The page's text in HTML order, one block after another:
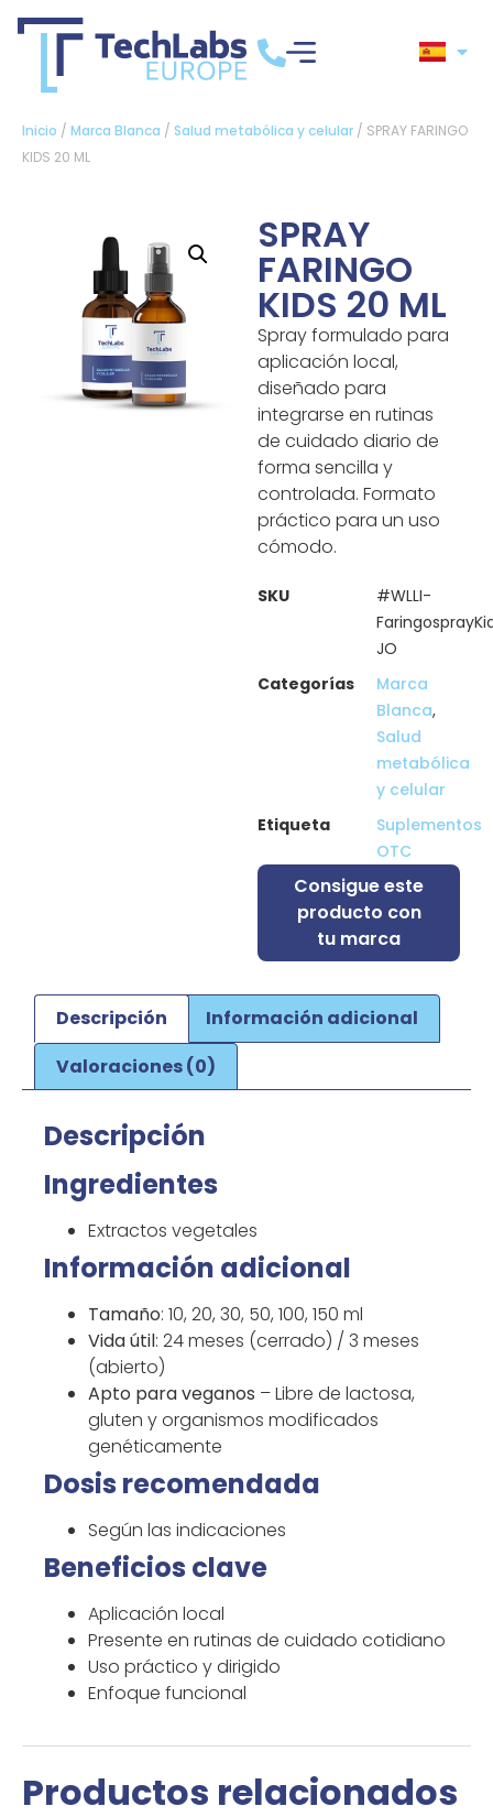
Inicio / Marca Blanca / Salud metabólica y celular / SPRAY FARINGO
KIDS 20 ML
SPRAY
FARINGO
KIDS 20 ML
Spray formulado para
aplicación local,
diseñado para
integrarse en rutinas
de cuidado diario de
forma sencilla y
controlada. Formato
práctico para un uso
cómodo.
SKU
#WLLI-
JO
Categorías
Marca
Blanca,
Salud
metabólica
y celular
Etiqueta
Suplementos
OTC
Consigue este
producto con
tu marca
Descripción
Información adicional
Valoraciones (0)
Descripción
Ingredientes
Extractos vegetales
Información adicional
Tamaño: 10, 20, 30, 50, 100, 150 ml
Vida útil: 24 meses (cerrado) / 3 meses
(abierto)
Apto para veganos – Libre de lactosa,
gluten y organismos modificados
genéticamente
Dosis recomendada
Según las indicaciones
Beneficios clave
Aplicación local
Presente en rutinas de cuidado cotidiano
Uso práctico y dirigido
Enfoque funcional
Productos relacionados